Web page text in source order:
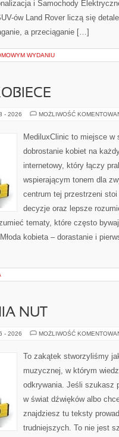
i Samochody
ów Land Rover liczą się
a przeciąganie […]
WYDANIU
- 2026 MOŻLIWOŚĆ
MediluxClinic to miejsce
dobrostanie kobiet na
internetowy, który łączy
wspierającym tonem dla
centrum tej przestrzeni
decyzje oraz lepsze
tematy, które często
kobieta – dorastanie i
NUT
- 2026 MOŻLIWOŚĆ
To zakątek stworzyliśmy
muzycznej, w którym
odkrywania. Jeśli szukasz
w świat dźwięków albo
znajdziesz tu teksty
trudniejszych. To nie jest